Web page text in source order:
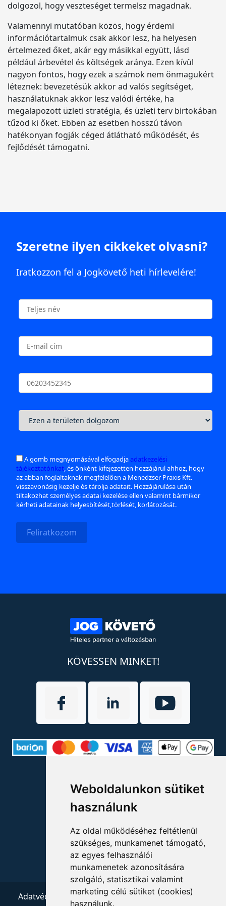
Weboldalunkon sütiket
használunk
Az oldal működéséhez feltétlenül
szükséges, munkamenet támogató,
az egyes felhasználói
munkamenetek azonosítására
szolgáló, statisztikai valamint
marketing célú sütiket (cookies)
használunk.
dolgozol, hogy veszteséget termelsz magadnak.
Valamennyi mutatóban közös, hogy érdemi
információtartalmuk csak akkor lesz, ha helyesen
értelmezed őket, akár egy másikkal együtt, lásd
például árbevétel és költségek aránya. Ezen kívül
nagyon fontos, hogy ezek a számok nem önmagukért
léteznek: bevezetésük akkor ad valós segítséget,
használatuknak akkor lesz valódi értéke, ha
megalapozott üzleti stratégia, és üzleti terv birtokában
tűzöd ki őket. Ebben az esetben hosszú távon
hatékonyan fogják céged átlátható működését, és
fejlődését támogatni.
Szeretne ilyen cikkeket olvasni?
Iratkozzon fel a Jogkövető heti hírlevelére!
A gomb megnyomásával elfogadjaadatkezelési
tájékoztatónkat, és önként kifejezetten hozzájárul ahhoz, hogy
az abban foglaltaknak megfelelően a Menedzser Praxis Kft.
visszavonásig kezelje és tárolja adatait. Hozzájárulása után
tiltakozhat személyes adatai kezelése ellen valamint bármikor
kérheti adatainak helyesbítését,törlését, korlátozását.
Feliratkozom
KÖVESSEN MINKET!
Adatvédelem ÁSZF Impresszum Kapcsolat